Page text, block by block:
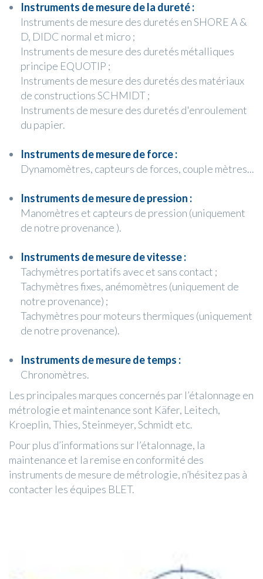
Instruments de mesure de la dureté :
Instruments de mesure des duretés en SHORE A &
D, DIDC normal et micro ;
Instruments de mesure des duretés métalliques
principe EQUOTIP ;
Instruments de mesure des duretés des matériaux
de constructions SCHMIDT ;
Instruments de mesure des duretés d'enroulement
du papier.
Instruments de mesure de force :
Dynamomètres, capteurs de forces, couple mètres...
Instruments de mesure de pression :
Manomètres et capteurs de pression (uniquement
de notre provenance ).
Instruments de mesure de vitesse :
Tachymètres portatifs avec et sans contact ;
Tachymètres fixes, anémomètres (uniquement de
notre provenance) ;
Tachymètres pour moteurs thermiques (uniquement
de notre provenance).
Instruments de mesure de temps :
Chronomètres.
Les principales marques concernés par l’étalonnage en
métrologie et maintenance sont Käfer, Leitech,
Kroeplin, Thies, Steinmeyer, Schmidt etc.
Pour plus d’informations sur l’étalonnage, la
maintenance et la remise en conformité des
instruments de mesure de métrologie, n’hésitez pas à
contacter les équipes BLET.